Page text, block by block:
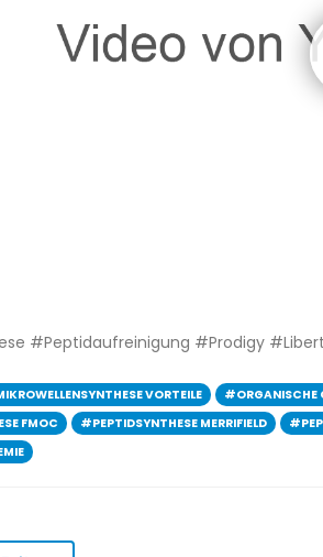
#Peptidaufreinigung #Prodigy
VORTEILE #ORGANISCHE
FMOC
#PEPTIDSYNTHESE MERRIFIELD